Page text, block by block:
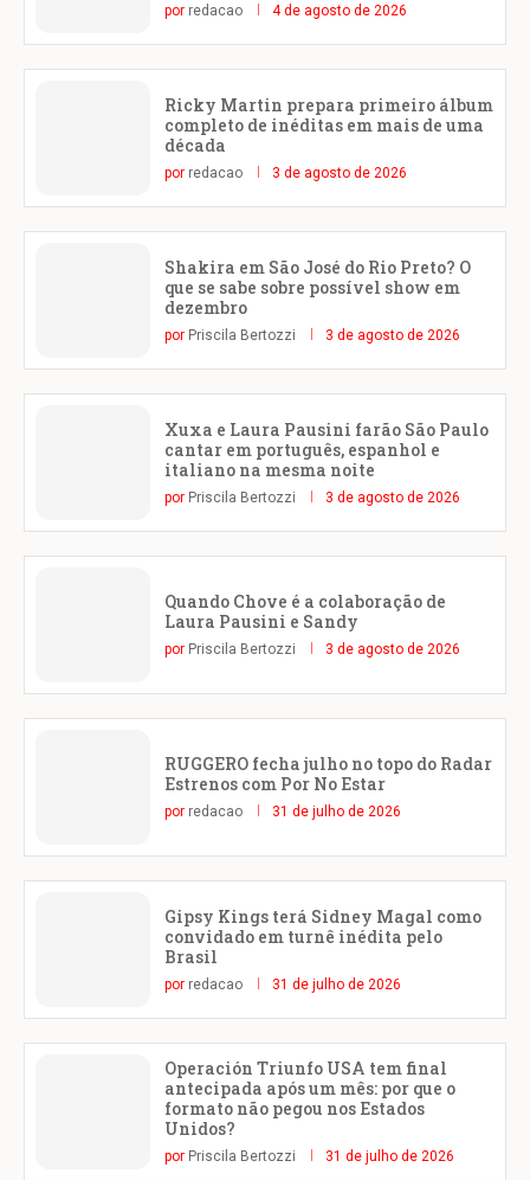
por redacao 4 de agosto de 2026
Ricky Martin prepara primeiro álbum
completo de inéditas em mais de uma
década
por redacao 3 de agosto de 2026
Shakira em São José do Rio Preto? O
que se sabe sobre possível show em
dezembro
por Priscila Bertozzi 3 de agosto de 2026
Xuxa e Laura Pausini farão São Paulo
cantar em português, espanhol e
italiano na mesma noite
por Priscila Bertozzi 3 de agosto de 2026
Quando Chove é a colaboração de
Laura Pausini e Sandy
por Priscila Bertozzi 3 de agosto de 2026
RUGGERO fecha julho no topo do Radar
Estrenos com Por No Estar
por redacao 31 de julho de 2026
Gipsy Kings terá Sidney Magal como
convidado em turnê inédita pelo
Brasil
por redacao 31 de julho de 2026
Operación Triunfo USA tem final
antecipada após um mês: por que o
formato não pegou nos Estados
Unidos?
por Priscila Bertozzi 31 de julho de 2026